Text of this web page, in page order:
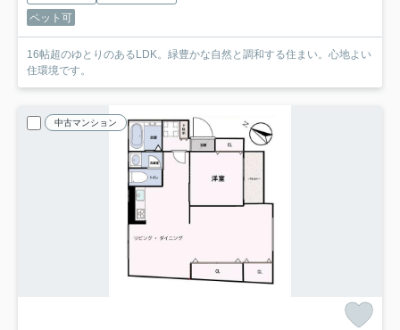
ペット可
16帖超のゆとりのあるLDK。緑豊かな自然と調和する住まい。心地よい
住環境です。
中古マンション